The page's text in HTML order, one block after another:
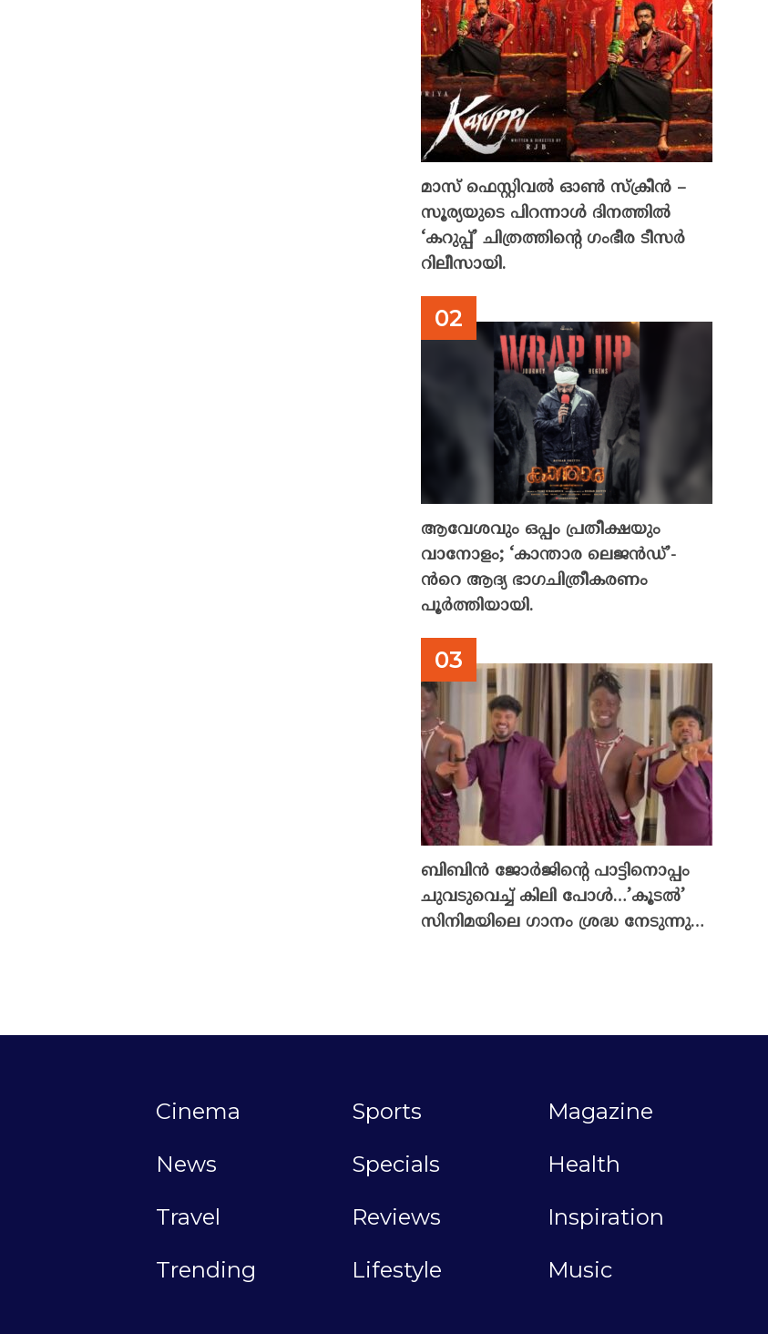
മാസ് ഫെസ്റ്റിവൽ ഓൺ സ്‌ക്രീൻ –
സൂര്യയുടെ പിറന്നാൾ ദിനത്തിൽ
‘കറുപ്പ്’ ചിത്രത്തിന്റെ ഗംഭീര ടീസർ
റിലീസായി.
ആവേശവും ഒപ്പം പ്രതീക്ഷയും
വാനോളം; ‘കാന്താര ലെജൻഡ്’-
ൻറെ ആദ്യ ഭാഗചിത്രീകരണം
പൂർത്തിയായി.
ബിബിൻ ജോർജിന്റെ പാട്ടിനൊപ്പം
ചുവടുവെച്ച് കിലി പോൾ…’കൂടൽ’
സിനിമയിലെ ഗാനം ശ്രദ്ധ നേടുന്നു…
Cinema Sports
Magazine
News
Specials
Health
Travel
Reviews
Inspiration
Trending
Lifestyle Music